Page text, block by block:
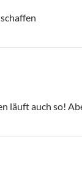
läuft auch so!